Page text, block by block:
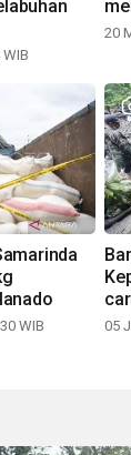
20
WIB 05